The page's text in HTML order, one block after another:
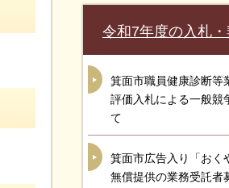
令和7年度の入札
箕面市職員健康診断等
評価入札による一般競
て
箕面市広告入り「おく
無償提供の業務受託者